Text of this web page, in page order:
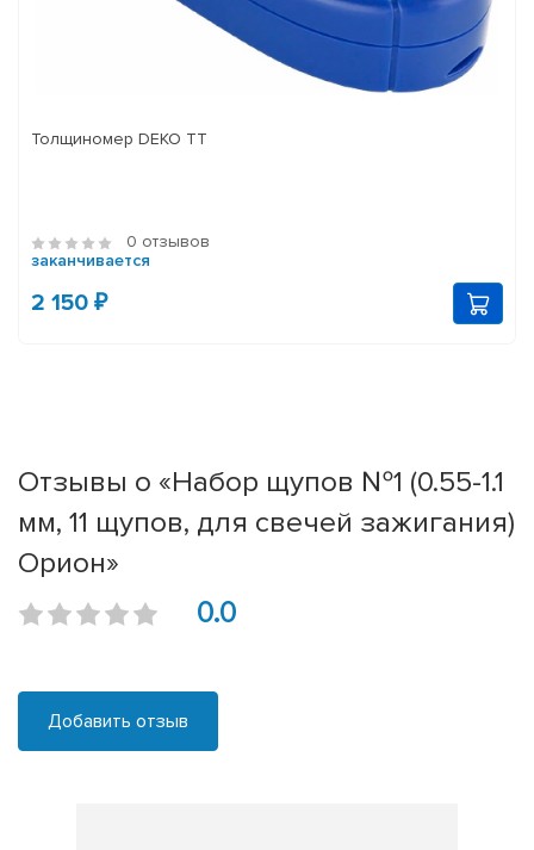
Толщиномер DEKO TT
0 отзывов
заканчивается
2 150 ₽
Отзывы о «Набор щупов №1 (0.55-1.1
мм, 11 щупов, для свечей зажигания)
Орион»
0.0
Добавить отзыв